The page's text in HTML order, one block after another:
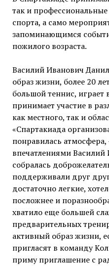
так и
спорта, а само
запоминающимся
пожилого возраста.
Василий Иванович
образ жизни, более 20
большой теннис, играет
принимает участие в
как местного, так и
«Спартакиада
понравилась атмосфера,
впечатлениями Василий
собралась
поддерживали друг
достаточно легкие,
посложнее и
хватило еще большей
предварительных
активный образ жизни,
пригласят в команду
приму приглашение с